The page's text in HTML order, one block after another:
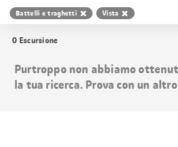
Battelli e traghetti Vista
0 Escursione
Purtroppo non abbiamo
la tua ricerca. Prova con un